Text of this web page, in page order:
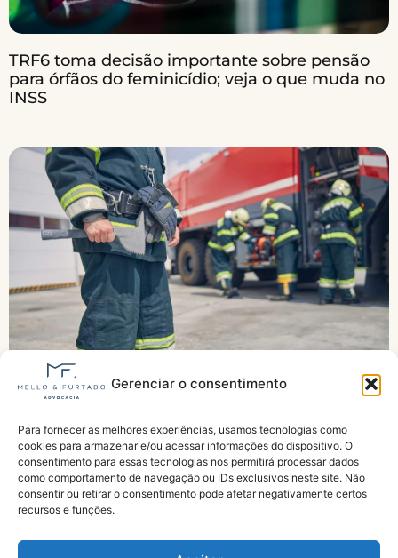
Gerenciar o consentimento
Para fornecer as melhores experiências, usamos tecnologias como
cookies para armazenar e/ou acessar informações do dispositivo. O
consentimento para essas tecnologias nos permitirá processar dados
como comportamento de navegação ou IDs exclusivos neste site. Não
consentir ou retirar o consentimento pode afetar negativamente certos
recursos e funções.
TRF6 toma decisão importante sobre pensão
para órfãos do feminicídio; veja o que muda no
INSS
Projeto dobra tempo de serviço contabilizável
por policiais e bombeiros militares na
aposentadoria